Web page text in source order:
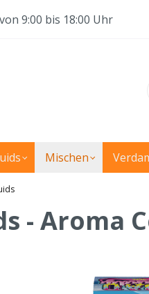
9:00 bis 18:00 Uhr
Mischen
- Aroma